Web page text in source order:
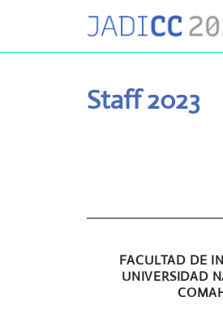
Staff 2023
FACULTAD DE
UNIVERSIDAD